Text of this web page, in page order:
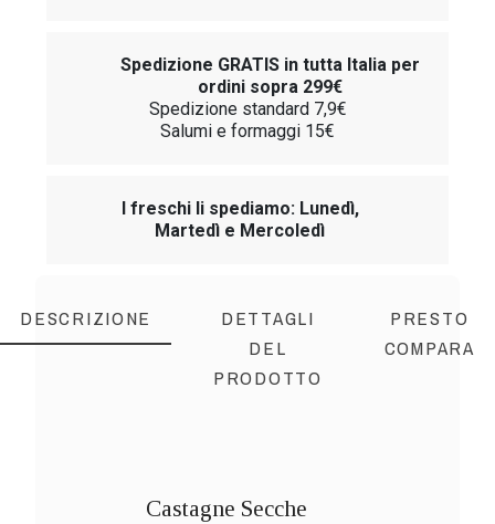
Spedizione GRATIS in tutta Italia per
ordini sopra 299€
Spedizione standard 7,9€
Salumi e formaggi 15€
I freschi li spediamo: Lunedì,
Martedì e Mercoledì
DESCRIZIONE
DETTAGLI
DEL
PRODOTTO
PRESTO
COMPARA
Castagne Secche